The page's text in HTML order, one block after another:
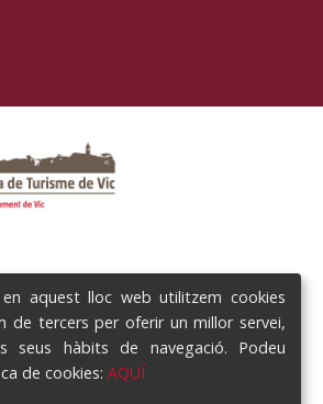
aquest lloc web utilitzem cookies
de tercers per oferir un millor servei,
seus hàbits de navegació. Podeu
de cookies: AQUÍ